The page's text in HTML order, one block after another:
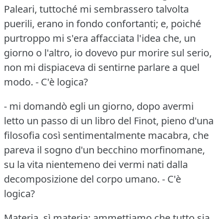
Paleari, tuttoché mi sembrassero talvolta
puerili, erano in fondo confortanti; e, poiché
purtroppo mi s'era affacciata l'idea che, un
giorno o l'altro, io dovevo pur morire sul serio,
non mi dispiaceva di sentirne parlare a quel
modo. - C'è logica?
- mi domandò egli un giorno, dopo avermi
letto un passo di un libro del Finot, pieno d'una
filosofia così sentimentalmente macabra, che
pareva il sogno d'un becchino morfinomane,
su la vita nientemeno dei vermi nati dalla
decomposizione del corpo umano. - C'è
logica?